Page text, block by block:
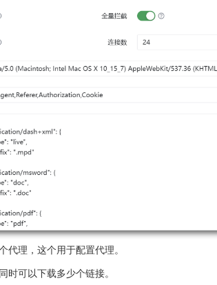
代理，这个用于配置代理。
时可以下载多少个链接。